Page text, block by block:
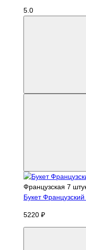
5.0
Французская 7
Букет
5220 ₽